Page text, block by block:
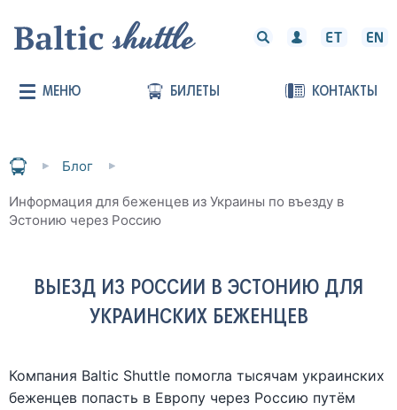
МЕНЮ БИЛЕТЫ КОНТАКТЫ
Блог
Информация для беженцев из Украины по въезду в
Эстонию через Россию
ВЫЕЗД ИЗ РОССИИ В ЭСТОНИЮ ДЛЯ
УКРАИНСКИХ БЕЖЕНЦЕВ
Компания Baltic Shuttle помогла тысячам украинских
беженцев попасть в Европу через Россию путём